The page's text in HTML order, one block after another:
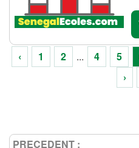
‹ 1 2 ... 4 5
›
PRECEDENT :